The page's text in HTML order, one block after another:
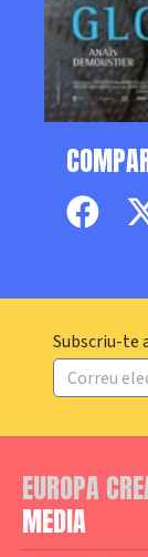
Subscriu-te
EUROPA
MEDIA